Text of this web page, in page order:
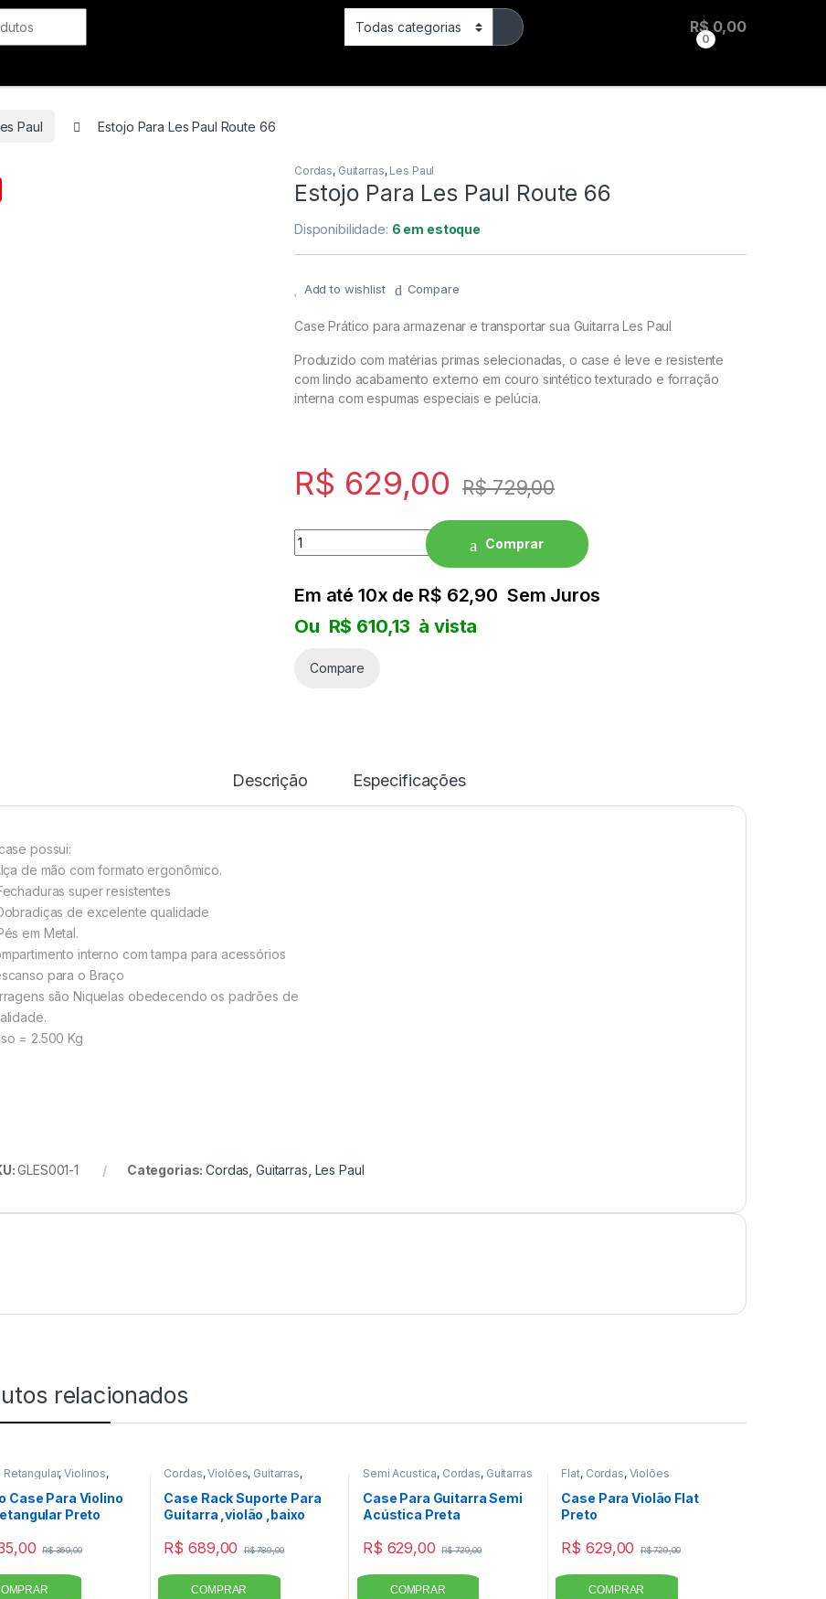
0
R$0,00
Paul Estojo Para Les Paul Route 66
Cordas, Guitarras, Les Paul
Estojo Para Les Paul Route 66
Disponibilidade: 6 em estoque
Add to wishlist Compare
Case Prático para armazenar e transportar sua Guitarra Les Paul
Produzido com matérias primas selecionadas, o case é leve e resistente
com lindo acabamento externo em couro sintético texturado e forração
interna com espumas especiais e pelúcia.
R$ 629,00 R$729,00
Quantity
Comprar
Em até 10x de R$ 62,90 Sem Juros
Ou R$ 610,13 à vista
Compare
Descrição Especificações
possui:
de mão com formato ergonômico.
super resistentes
de excelente qualidade
em Metal.
interno com tampa para acessórios
para o Braço
são Niquelas obedecendo os padrões de
= 2.500 Kg
GLES001-1 Categorias:Cordas ,Guitarras Les Paul
relacionados
Retangular,Violinos,
Case Para Violino
Preto
R$369,00
Cordas,Violões, Guitarras,
Baixos - Contra Baixos
Case Rack Suporte Para
Guitarra ,violão ,baixo
R$ 689,00 R$789,00
Semi Acustica, Cordas, Guitarras
Case Para Guitarra Semi
Acústica Preta
R$ 629,00 R$729,00
Flat, Cordas, Violões
Case Para Violão Flat
Preto
R$ 629,00 R$729,00